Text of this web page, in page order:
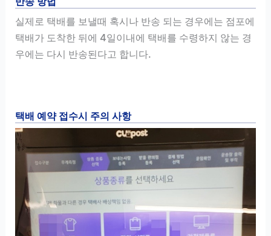
실제로 택배를 보낼때 혹시나 반송 되는 경우에는 점포에
택배가 도착한 뒤에 4일이내에 택배를 수령하지 않는 경
우에는 다시 반송된다고 합니다.
택배 예약 접수시 주의 사항